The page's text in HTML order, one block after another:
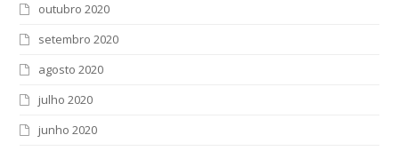
outubro 2020
setembro 2020
agosto 2020
julho 2020
junho 2020